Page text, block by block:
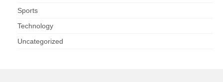
Sports
Technology
Uncategorized